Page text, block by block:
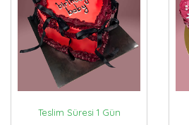
Teslim Süresi 1 Gün